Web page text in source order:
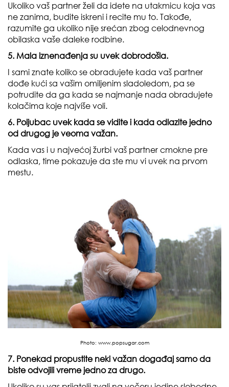
Ukoliko vaš partner želi da idete na utakmicu koja vas
ne zanima, budite iskreni i recite mu to. Takođe,
razumite ga ukoliko nije srećan zbog celodnevnog
obilaska vaše daleke rodbine.
5. Mala iznenađenja su uvek dobrodošla.
I sami znate koliko se obradujete kada vaš partner
dođe kući sa vašim omiljenim sladoledom, pa se
potrudite da ga kada se najmanje nada obradujete
kolačima koje najviše voli.
6. Poljubac uvek kada se vidite i kada odlazite jedno
od drugog je veoma važan.
Kada vas i u najvećoj žurbi vaš partner cmokne pre
odlaska, time pokazuje da ste mu vi uvek na prvom
mestu.
Photo: www.popsugar.com
7. Ponekad propustite neki važan događaj samo da
biste odvojili vreme jedno za drugo.